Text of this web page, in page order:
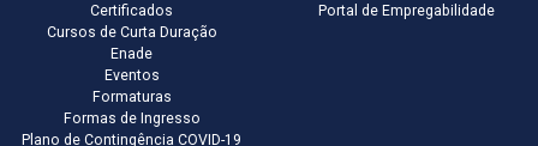
Certificados
Cursos de Curta Duração
Enade
Eventos
Formaturas
Formas de Ingresso
Plano de Contingência COVID-19
Portal de Empregabilidade